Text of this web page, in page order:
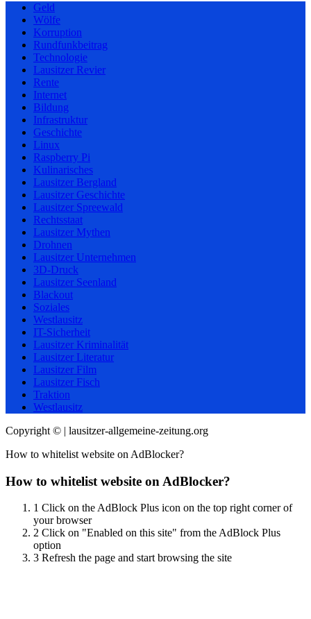
Geld
Wölfe
Korruption
Rundfunkbeitrag
Technologie
Lausitzer Revier
Rente
Internet
Bildung
Infrastruktur
Geschichte
Linux
Raspberry Pi
Kulinarisches
Lausitzer Bergland
Lausitzer Geschichte
Lausitzer Spreewald
Rechtsstaat
Lausitzer Mythen
Drohnen
Lausitzer Unternehmen
3D-Druck
Lausitzer Seenland
Blackout
Soziales
Westlausitz
IT-Sicherheit
Lausitzer Kriminalität
Lausitzer Literatur
Lausitzer Film
Lausitzer Fisch
Traktion
Westlausitz
Copyright © | lausitzer-allgemeine-zeitung.org
How to whitelist website on AdBlocker?
How to whitelist website on AdBlocker?
1 Click on the AdBlock Plus icon on the top right corner of
your browser
2 Click on "Enabled on this site" from the AdBlock Plus
option
3 Refresh the page and start browsing the site